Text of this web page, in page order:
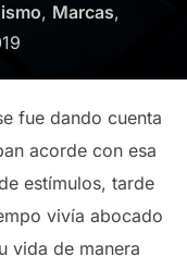
, Marcas,
fue dando cuenta
acorde con esa
estímulos, tarde
vivía abocado
vida de manera